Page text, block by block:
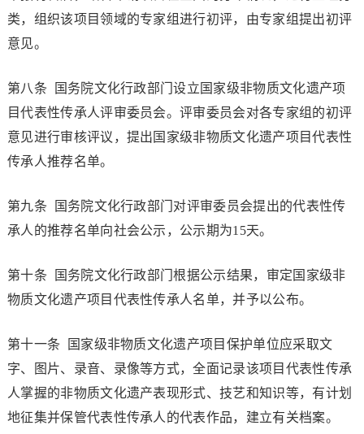
类，组织该项目领域的专家组进行初评，由专家组提出初评
意见。
第八条 国务院文化行政部门设立国家级非物质文化遗产项
目代表性传承人评审委员会。评审委员会对各专家组的初评
意见进行审核评议，提出国家级非物质文化遗产项目代表性
传承人推荐名单。
第九条 国务院文化行政部门对评审委员会提出的代表性传
承人的推荐名单向社会公示，公示期为15天。
第十条 国务院文化行政部门根据公示结果，审定国家级非
物质文化遗产项目代表性传承人名单，并予以公布。
第十一条 国家级非物质文化遗产项目保护单位应采取文
字、图片、录音、录像等方式，全面记录该项目代表性传承
人掌握的非物质文化遗产表现形式、技艺和知识等，有计划
地征集并保管代表性传承人的代表作品，建立有关档案。